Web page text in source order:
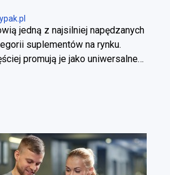
jedną z najsilniej napędzanych
suplementów na rynku.
promują je jako uniwersalne
energii, wyostrzenie
stresu oraz wzmocnienie
Poszczególne
różnią się od siebie
ich skuteczność zależy od